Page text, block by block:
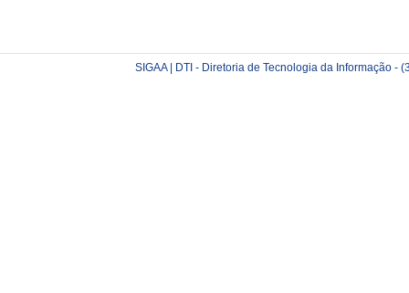
SIGAA | DTI - Diretoria de Tecnologia da Informação